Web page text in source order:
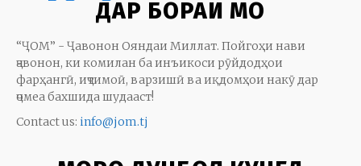
ДАР БОРАИ МО
“ҶОМ” - Ҷавонон Ояндаи Миллат. Пойгоҳи нави
ҷавонон, ки комилан ба инъикоси рӯйдодҳои
фарҳангӣ, иҷтимоӣ, варзишӣ ва иқдомҳои накӯ дар
ҷомеа бахшида шудааст!
Contact us: info@jom.tj